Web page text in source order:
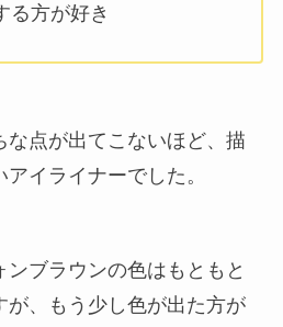
る方が好き
な点が出てこないほど、描
イライナーでした。
ンブラウンの色はもともと
が、もう少し色が出た方が